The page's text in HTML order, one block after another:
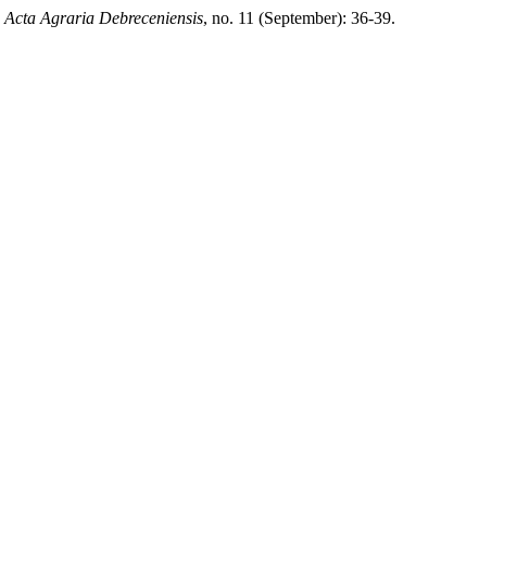
Acta Agraria Debreceniensis, no. 11 (September): 36-39.